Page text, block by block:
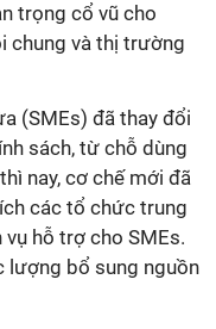
trọng cổ vũ cho
chung và thị trường
(SMEs) đã thay đổi
sách, từ chỗ dùng
nay, cơ chế mới đã
các tổ chức trung
hỗ trợ cho SMEs.
lượng bổ sung nguồn